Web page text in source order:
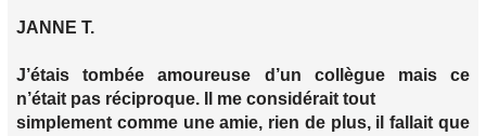
JANNE T.
J’étais tombée amoureuse d’un collègue mais ce
n’était pas réciproque. Il me considérait tout
simplement comme une amie, rien de plus, il fallait que